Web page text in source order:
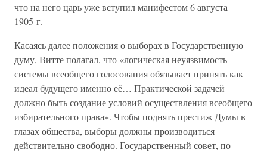
что на него царь уже вступил манифестом 6 августа
1905 г.
Касаясь далее положения о выборах в Государственную
думу, Витте полагал, что «логическая неуязвимость
системы всеобщего голосования обязывает принять как
идеал будущего именно её… Практической задачей
должно быть создание условий осуществления всеобщего
избирательного права». Чтобы поднять престиж Думы в
глазах общества, выборы должны производиться
действительно свободно. Государственный совет, по